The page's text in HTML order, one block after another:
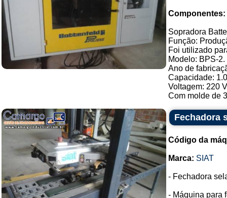
Componentes:
Sopradora
Função:
Foi utilizado
Modelo: BPS-2.
Ano de
Capacidade:
Voltagem: 220
Com molde de
Fechadora
Código da
Marca: SIAT
- Fechadora
- Máquina para